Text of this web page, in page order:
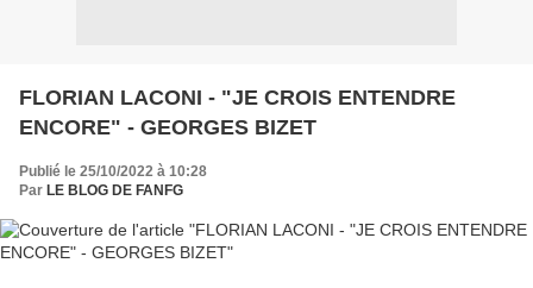
FLORIAN LACONI - "JE CROIS ENTENDRE
ENCORE" - GEORGES BIZET
Publié le 25/10/2022 à 10:28
Par LE BLOG DE FANFG